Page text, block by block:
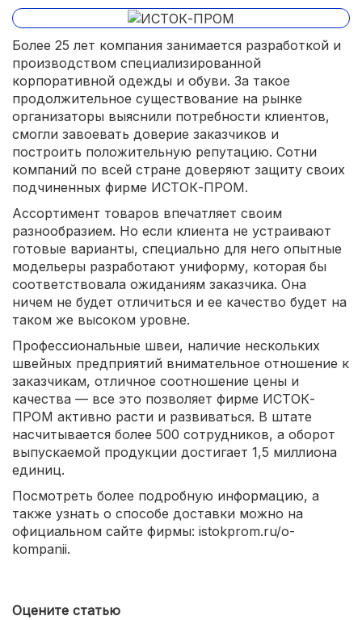
Более 25 лет компания занимается разработкой и
производством специализированной
корпоративной одежды и обуви. За такое
продолжительное существование на рынке
организаторы выяснили потребности клиентов,
смогли завоевать доверие заказчиков и
построить положительную репутацию. Сотни
компаний по всей стране доверяют защиту своих
подчиненных фирме ИСТОК-ПРОМ.
Ассортимент товаров впечатляет своим
разнообразием. Но если клиента не устраивают
готовые варианты, специально для него опытные
модельеры разработают униформу, которая бы
соответствовала ожиданиям заказчика. Она
ничем не будет отличиться и ее качество будет на
таком же высоком уровне.
Профессиональные швеи, наличие нескольких
швейных предприятий внимательное отношение к
заказчикам, отличное соотношение цены и
качества — все это позволяет фирме ИСТОК-
ПРОМ активно расти и развиваться. В штате
насчитывается более 500 сотрудников, а оборот
выпускаемой продукции достигает 1,5 миллиона
единиц.
Посмотреть более подробную информацию, а
также узнать о способе доставки можно на
официальном сайте фирмы: istokprom.ru/o-
kompanii.
Оцените статью